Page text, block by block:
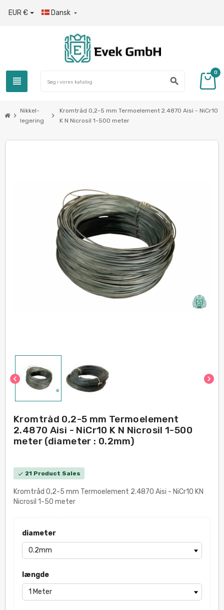
EUR € Dansk 
view_headline search
0
chevron_right
Nikkel-
legering
chevron_right
Kromtråd 0,2-5 mm Termoelement 2.4870 Aisi - NiCr10
K N Nicrosil 1-500 meter
chevron_left chevron_right
Kromtråd 0,2-5 mm Termoelement
2.4870 Aisi - NiCr10 K N Nicrosil 1-500
meter (diameter : 0.2mm)
check 21 Product Sales
Kromtråd 0,2-5 mm Termoelement 2.4870 Aisi - NiCr10 KN
Nicrosil 1-50 meter
diameter
længde